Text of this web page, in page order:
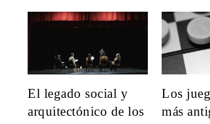
El legado social y
arquitectónico de los
Los
más